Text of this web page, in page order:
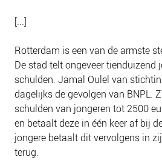
[...]
Rotterdam is een van de armste
De stad telt ongeveer tienduizend
schulden. Jamal Oulel van
dagelijks de gevolgen van BNPL.
schulden van jongeren tot 2500
en betaalt deze in één keer af bij
jongere betaalt dit vervolgens in
terug.